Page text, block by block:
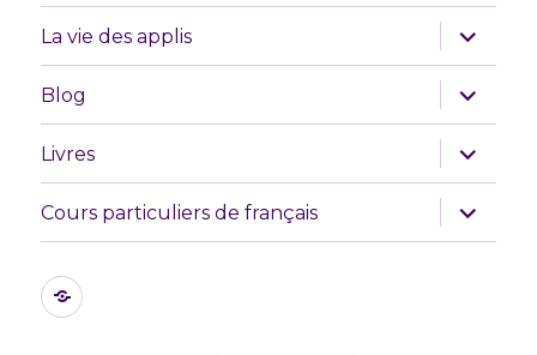
La vie des applis
ouvrir
le
sous-
menu
Blog
ouvrir
le
sous-
menu
Livres
ouvrir
le
sous-
menu
Cours particuliers de français
ouvrir
le
sous-
Les